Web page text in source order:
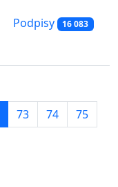
Podpisy 16 083
73 74
75